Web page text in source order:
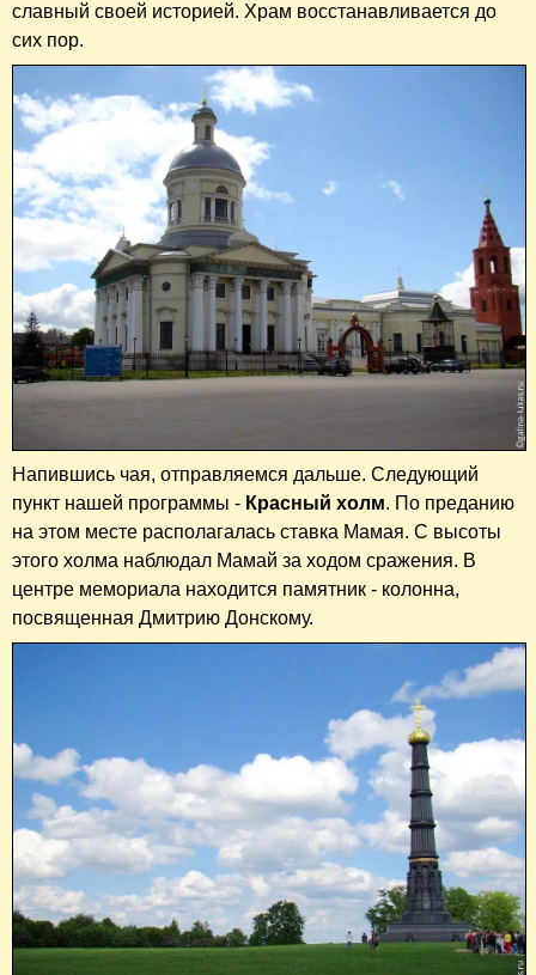
славный своей историей. Храм восстанавливается до
сих пор.
Напившись чая, отправляемся дальше. Следующий
пункт нашей программы - Красный холм. По преданию
на этом месте располагалась ставка Мамая. С высоты
этого холма наблюдал Мамай за ходом сражения. В
центре мемориала находится памятник - колонна,
посвященная Дмитрию Донскому.